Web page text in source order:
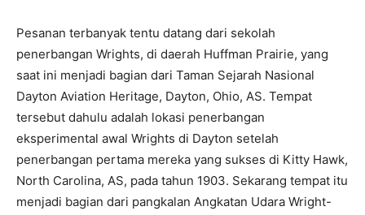
Pesanan terbanyak tentu datang dari sekolah
penerbangan Wrights, di daerah Huffman Prairie, yang
saat ini menjadi bagian dari Taman Sejarah Nasional
Dayton Aviation Heritage, Dayton, Ohio, AS. Tempat
tersebut dahulu adalah lokasi penerbangan
eksperimental awal Wrights di Dayton setelah
penerbangan pertama mereka yang sukses di Kitty Hawk,
North Carolina, AS, pada tahun 1903. Sekarang tempat itu
menjadi bagian dari pangkalan Angkatan Udara Wright-